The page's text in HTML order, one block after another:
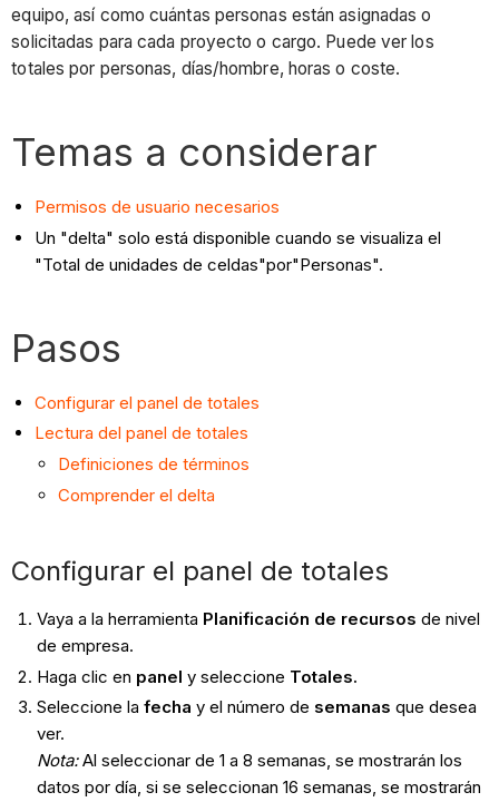
equipo, así como cuántas personas están asignadas o
solicitadas para cada proyecto o cargo. Puede ver los
totales por personas, días/hombre, horas o coste.
Temas a considerar
Permisos de usuario necesarios
Un "delta" solo está disponible cuando se visualiza el
"Total de unidades de celdas"por"Personas".
Pasos
Configurar el panel de totales
Lectura del panel de totales
Definiciones de términos
Comprender el delta
Configurar el panel de totales
Vaya a la herramienta Planificación de recursos de nivel
de empresa.
Haga clic en panel y seleccione Totales.
Seleccione la fecha y el número de semanas que desea
ver.
Nota:Al seleccionar de 1 a 8 semanas, se mostrarán los
datos por día, si se seleccionan 16 semanas, se mostrarán